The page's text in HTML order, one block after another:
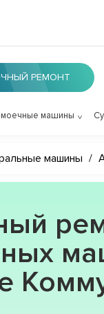
РЕМОНТ
машины
машины /